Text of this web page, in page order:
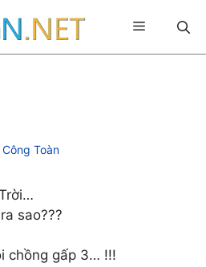
Menu
Công Toàn
sao???
chồng gấp 3… !!!